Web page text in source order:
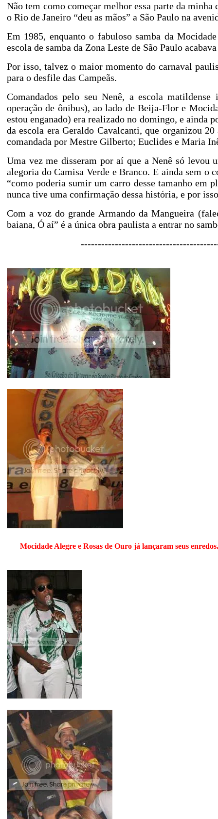
Não tem como começar melhor essa parte da
o Rio de Janeiro “deu as mãos” a São Paulo na
Em 1985, enquanto o fabuloso samba da
escola de samba da Zona Leste de São Paulo
Por isso, talvez o maior momento do carnaval
para o desfile das Campeãs.
Comandados pelo seu Nenê, a escola
operação de ônibus), ao lado de Beija-Flor e
estou enganado) era realizado no domingo, e ainda
da escola era Geraldo Cavalcanti, que organizou
comandada por Mestre Gilberto; Euclides e Maria
Uma vez me disseram por aí que a Nenê só levou
alegoria do Camisa Verde e Branco. E ainda sem o
“como poderia sumir um carro desse tamanho em
nunca tive uma confirmação dessa história, e por
Com a voz do grande Armando da Mangueira
baiana, Ó aí” é a única obra paulista a entrar no
Mocidade Alegre e Rosas de Ouro já lançaram seus